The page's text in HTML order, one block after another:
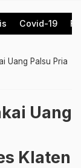
Covid-19
Uang Palsu Pria
Uang
Klaten